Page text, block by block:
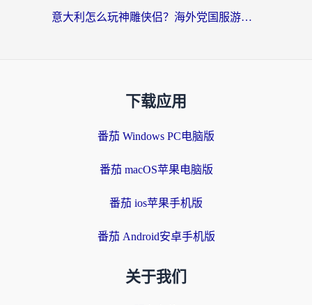
意大利怎么玩神雕侠侣？海外党国服游戏加速终极指南（附欧洲玩王者王国保卫战4不卡技巧）
下载应用
番茄 Windows PC电脑版
番茄 macOS苹果电脑版
番茄 ios苹果手机版
番茄 Android安卓手机版
关于我们